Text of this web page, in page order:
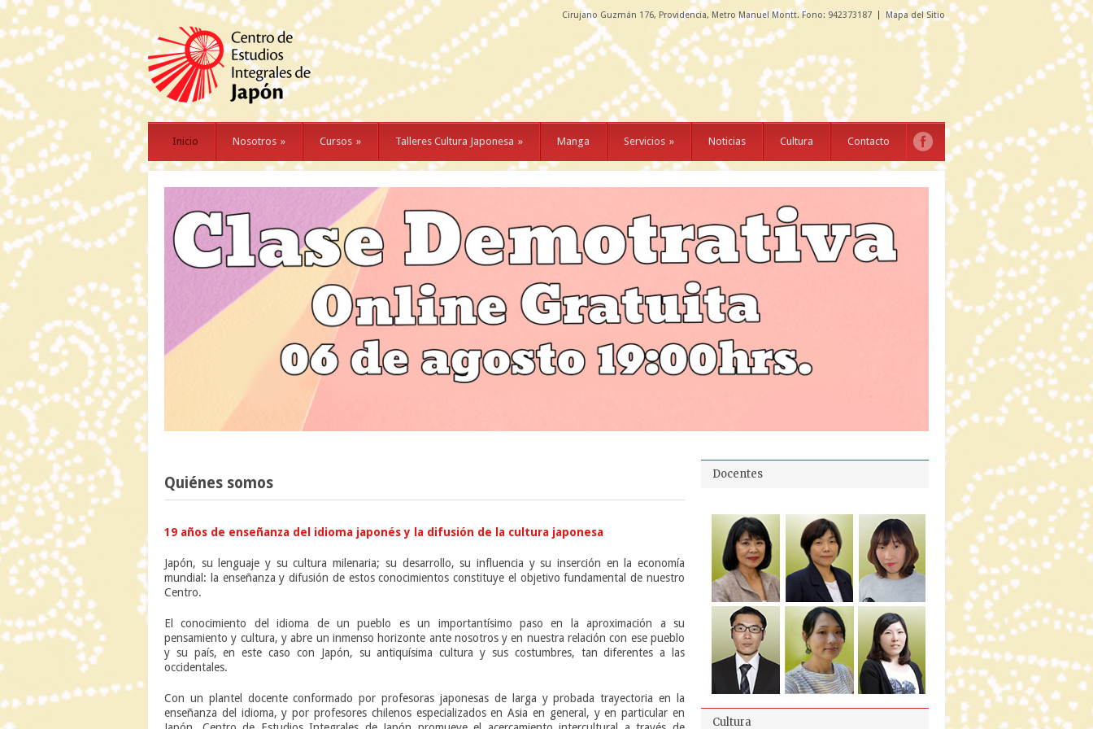
Cirujano Guzmán 176, Providencia, Metro Manuel Montt. Fono: 942373187 Mapa del Sitio
Inicio Nosotros » Cursos » Talleres Cultura Japonesa » Manga Servicios » Noticias Cultura Contacto
Quiénes somos
19 años de enseñanza del idioma japonés y la difusión de la cultura japonesa
Japón, su lenguaje y su cultura milenaria; su desarrollo, su influencia y su inserción en la economía
mundial: la enseñanza y difusión de estos conocimientos constituye el objetivo fundamental de nuestro
Centro.
El conocimiento del idioma de un pueblo es un importantísimo paso en la aproximación a su
pensamiento y cultura, y abre un inmenso horizonte ante nosotros y en nuestra relación con ese pueblo
y su país, en este caso con Japón, su antiquísima cultura y sus costumbres, tan diferentes a las
occidentales.
Con un plantel docente conformado por profesoras japonesas de larga y probada trayectoria en la
enseñanza del idioma, y por profesores chilenos especializados en Asia en general, y en particular en
Docentes
Cultura